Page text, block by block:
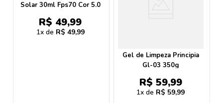
Solar 30ml Fps70 Cor 5.0
R$ 49,99
1 R$ 49,99
Gel de Limpeza Principia
Gl-03 350g
R$ 59,99
1 R$ 59,99